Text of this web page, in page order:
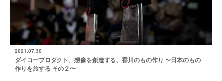
2021.07.30
ダイコープロダクト、想像を創造する、香川のもの作り 〜日本のもの
作りを旅する その２〜